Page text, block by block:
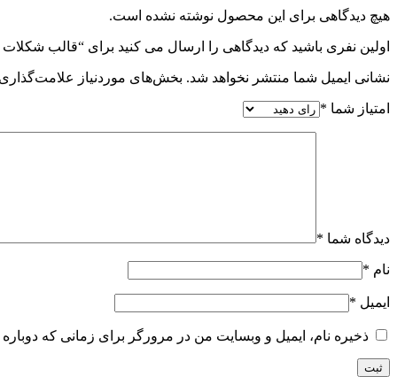
هیچ دیدگاهی برای این محصول نوشته نشده است.
اولین نفری باشید که دیدگاهی را ارسال می کنید برای “قالب شکلات
نشانی ایمیل شما منتشر نخواهد شد. بخش‌های موردنیاز
امتیاز شما *
دیدگاه شما *
نام *
ایمیل *
ذخیره نام، ایمیل و وبسایت من در مرورگر برای زمانی که